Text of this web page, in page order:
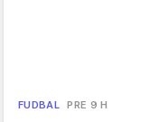
FUDBAL PRE 9 H